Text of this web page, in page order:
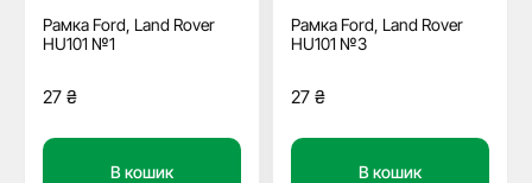
Рамка Ford, Land Rover
HU101 №1
27 ₴
В кошик
Рамка Ford, Land Rover
HU101 №3
27 ₴
В кошик